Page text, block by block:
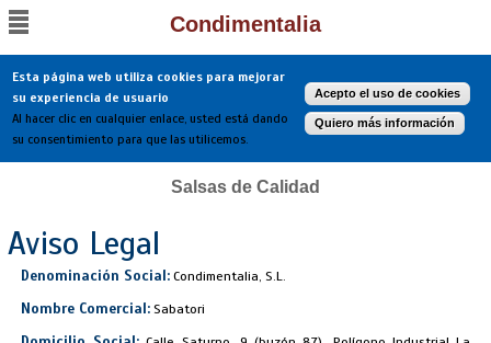
Condimentalia
Esta página web utiliza cookies para mejorar
su experiencia de usuario
Al hacer clic en cualquier enlace, usted está dando
su consentimiento para que las utilicemos.
Acepto el uso de cookies
Quiero más información
Salsas de Calidad
Aviso Legal
Denominación Social:Condimentalia, S.L.
Nombre Comercial:Sabatori